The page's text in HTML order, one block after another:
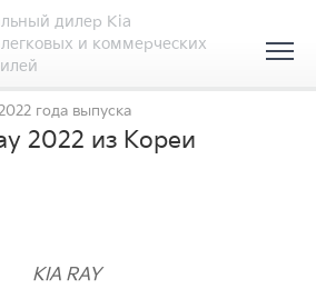
дилер Kia
и коммерческих
года выпуска
2022 из Кореи
KIA RAY